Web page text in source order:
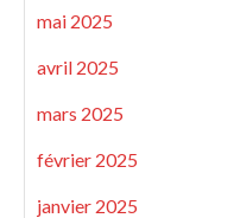
mai 2025
avril 2025
mars 2025
février 2025
janvier 2025